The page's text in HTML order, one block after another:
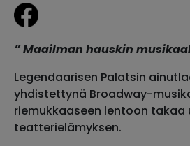
”Maailman hauskin
Legendaarisen Palatsin
yhdistettynä Broadway-
riemukkaaseen lentoon
teatterielämyksen.